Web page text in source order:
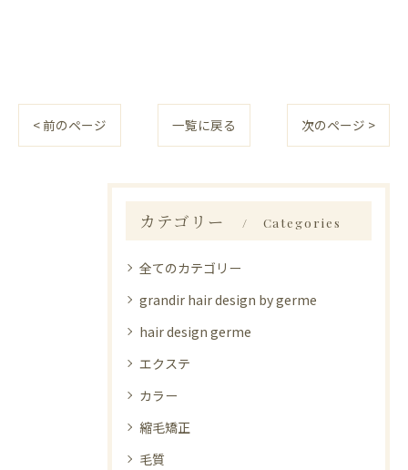
< 前のページ 一覧に戻る 次のページ >
カテゴリー Categories
全てのカテゴリー
grandir hair design by germe
hair design germe
エクステ
カラー
縮毛矯正
毛質